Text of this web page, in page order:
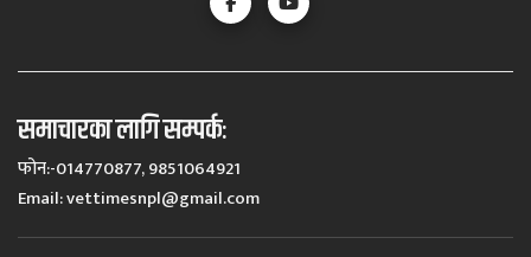
समाचारका लागि सम्पर्कः
फोन:-014770877, 9851064921
Email:vettimesnpl@gmail.com